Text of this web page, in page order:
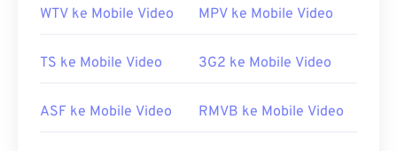
Rilis awal:2007
https://www.iso.org/standar/68960.html
WTV ke Mobile Video MPV ke Mobile Video
TS ke Mobile Video 3G2 ke Mobile Video
ASF ke Mobile Video RMVB ke Mobile Video